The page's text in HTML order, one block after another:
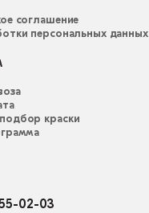
соглашение
персональных данных
краски
02-03